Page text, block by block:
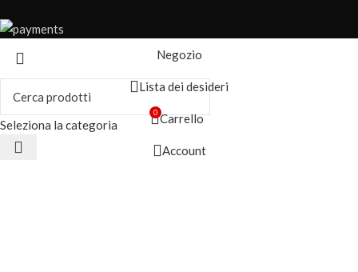
Seleziona la categoria
Negozio
Lista dei desideri
0 Carrello
Account